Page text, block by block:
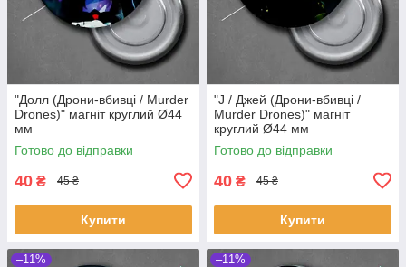
"Долл (Дрони-вбивці / Murder
Drones)" магніт круглий Ø44
мм
Готово до відправки
40 ₴ 45 ₴
Купити
"J / Джей (Дрони-вбивці /
Murder Drones)" магніт
круглий Ø44 мм
Готово до відправки
40 ₴ 45 ₴
Купити
–11% –11%